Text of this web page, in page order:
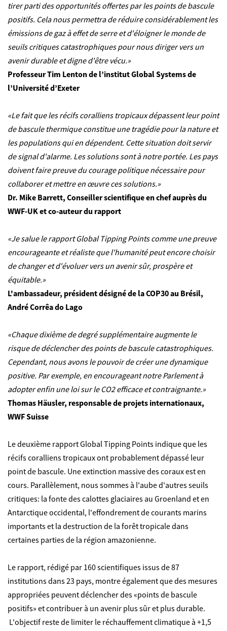
tirer parti des opportunités offertes par les points de bascule
positifs. Cela nous permettra de réduire considérablement les
émissions de gaz à effet de serre et d'éloigner le monde de
seuils critiques catastrophiques pour nous diriger vers un
avenir durable et digne d'être vécu.»
Professeur Tim Lenton de l’institut Global Systems de
l’Université d’Exeter
«Le fait que les récifs coralliens tropicaux dépassent leur point
de bascule thermique constitue une tragédie pour la nature et
les populations qui en dépendent. Cette situation doit servir
de signal d'alarme. Les solutions sont à notre portée. Les pays
doivent faire preuve du courage politique nécessaire pour
collaborer et mettre en œuvre ces solutions.»
Dr. Mike Barrett, Conseiller scientifique en chef auprès du
WWF-UK et co-auteur du rapport
«Je salue le rapport Global Tipping Points comme une preuve
encourageante et réaliste que l'humanité peut encore choisir
de changer et d'évoluer vers un avenir sûr, prospère et
équitable.»
L'ambassadeur, président désigné de la COP30 au Brésil,
André Corrêa do Lago
«Chaque dixième de degré supplémentaire augmente le
risque de déclencher des points de bascule catastrophiques.
Cependant, nous avons le pouvoir de créer une dynamique
positive. Par exemple, en encourageant notre Parlement à
adopter enfin une loi sur le CO2 efficace et contraignante.»
Thomas Häusler, responsable de projets internationaux,
WWF Suisse
Le deuxième rapport Global Tipping Points indique que les
récifs coralliens tropicaux ont probablement dépassé leur
point de bascule. Une extinction massive des coraux est en
cours. Parallèlement, nous sommes à l'aube d'autres seuils
critiques: la fonte des calottes glaciaires au Groenland et en
Antarctique occidental, l'effondrement de courants marins
importants et la destruction de la forêt tropicale dans
certaines parties de la région amazonienne.
Le rapport, rédigé par 160 scientifiques issus de 87
institutions dans 23 pays, montre également que des mesures
appropriées peuvent déclencher des «points de bascule
positifs» et contribuer à un avenir plus sûr et plus durable.
L'objectif reste de limiter le réchauffement climatique à +1,5